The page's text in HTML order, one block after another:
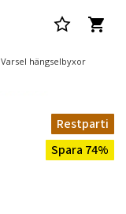
Varsel hängselbyxor
Restparti
Spara 74%